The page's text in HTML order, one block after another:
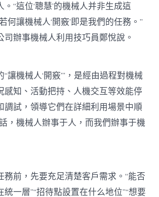
“這位‘聰慧’的機械人并非生成這
何讓機械人‘開竅’即是我們的任務。”
司辦事機械人利用技巧員鄭悅說。
機械人‘開竅’”，是經由過程對機械
感知、活動把持、人機交互等效能停
調試，領導它們在詳細利用場景中順
，機械人辦事于人，而我們辦事于機
前，先要充足清楚客戶需求。“能否
一層”“招待點設置在什么地位”“想要